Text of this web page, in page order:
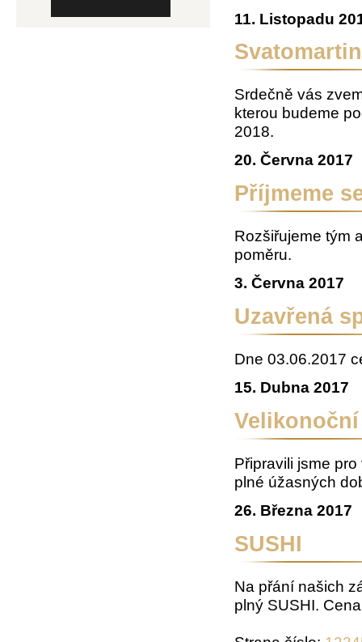
11. Listopadu
Srdečně vás
kterou budeme
2018.
20. Června 2017
Příjmeme
Rozšiřujeme tým
poměru.
3. Června 2017
Uzavřená
Dne 03.06.2017
15. Dubna 2017
Připravili jsme
plné úžasných
26. Března 2017
SUSHI
Na přání našich
plný SUSHI.